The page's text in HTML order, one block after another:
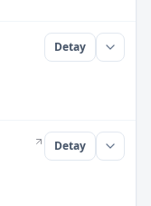
Detay
Detay